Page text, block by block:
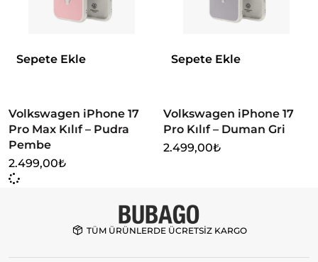
Sepete Ekle
Volkswagen iPhone 17
Pro Max Kılıf – Pudra
Pembe
2.499,00₺
Sepete Ekle
Volkswagen iPhone 17
Pro Kılıf – Duman Gri
2.499,00₺
TÜM ÜRÜNLERDE ÜCRETSİZ KARGO